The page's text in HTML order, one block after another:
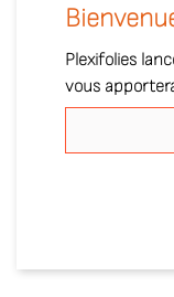
Plexifolies
vous